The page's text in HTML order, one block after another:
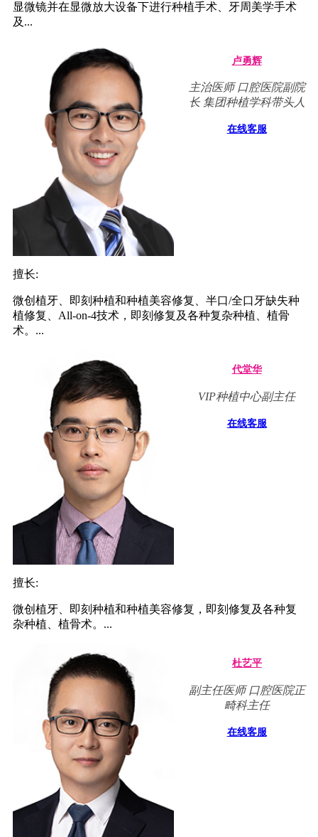
显微镜并在显微放大设备下进行种植手术、牙周美学手术
及...
卢勇辉
主治医师 口腔医院副院
长 集团种植学科带头人
在线客服
擅长:
微创植牙、即刻种植和种植美容修复、半口/全口牙缺失种
植修复、All-on-4技术，即刻修复及各种复杂种植、植骨
术。...
代堂华
VIP种植中心副主任
在线客服
擅长:
微创植牙、即刻种植和种植美容修复，即刻修复及各种复
杂种植、植骨术。...
杜艺平
副主任医师 口腔医院正
畸科主任
在线客服